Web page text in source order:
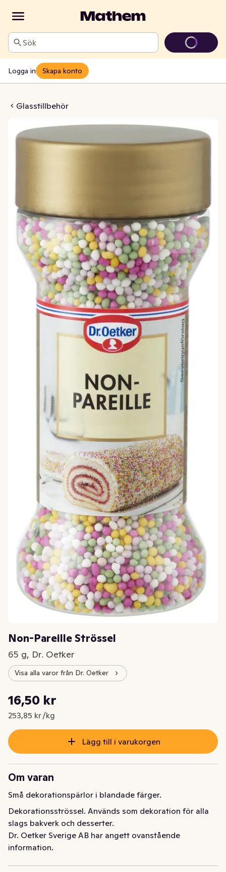
Sök
Logga in Skapa konto
Glasstillbehör
Strössel
Non-Pareille Strössel
65 g, Dr. Oetker
Visa alla varor från Dr. Oetker
Nuvarande pris är: 16,50 kr
16,50 kr
253,85 kr /kg
Styckpris: 253,85 kr /kg
Lägg till i varukorgen
Om varan
Små dekorationspärlor i blandade färger.
Dekorationsströssel. Används som dekoration för alla
slags bakverk och desserter.
Dr. Oetker Sverige AB har angett ovanstående
information.